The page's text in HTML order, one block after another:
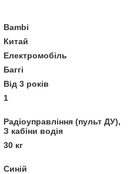
Bambi
Китай
Електромобіль
Баггі
Від 3 років
1
Радіоуправління (пульт ДУ),
З кабіни водія
30 кг
Синій